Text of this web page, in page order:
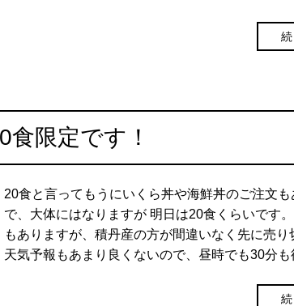
限定です！
20食と言ってもうにいくら丼や海鮮丼のご注文
で、大体にはなりますが 明日は20食くらいです
もありますが、積丹産の方が間違いなく先に売り
天気予報もあまり良くないので、昼時でも30分